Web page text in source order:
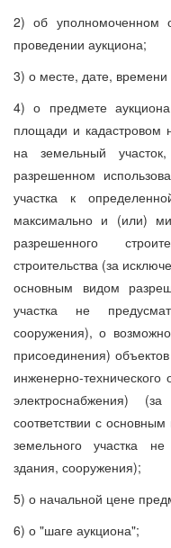
2) об уполномоченном
проведении аукциона;
3) о месте, дате,
4) о предмете
площади и кадастровом
на земельный
разрешенном
участка к
максимально и (или)
разрешенного
строительства (за
основным видом
участка не
сооружения), о
присоединения)
инженерно-
электроснабжения)
соответствии с
земельного участка не
здания, сооружения);
5) о начальной цене
6) о "шаге аукциона";